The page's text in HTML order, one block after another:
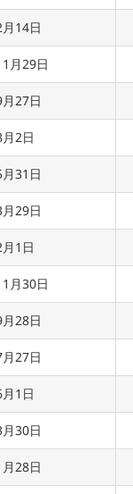
14日
月29日
27日
2日
31日
29日
1日
月30日
28日
27日
1日
30日
28日